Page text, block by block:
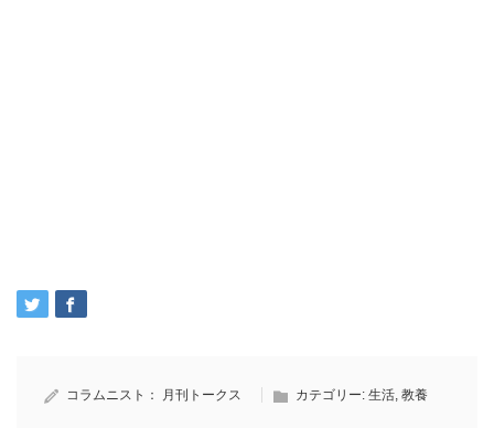
コラムニスト： 月刊トークス カテゴリー: 生活 教養